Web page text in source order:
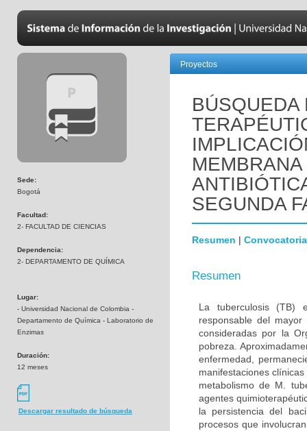
Sede:
Bogotá
Facultad:
2- FACULTAD DE CIENCIAS
Dependencia:
2- DEPARTAMENTO DE QUÍMICA
Lugar:
- Universidad Nacional de Colombia -
Departamento de Química - Laboratorio de
Enzimas
Duración:
12 meses
Descargar resultado de búsqueda
Proyectos
BÚSQUEDA
SEGUNDA
Resumen | Convocatoria
Resumen
La tuberculosis (TB)
responsable del
consideradas por la
pobreza.
enfermedad,
manifestaciones
metabolismo de M.
agentes
la persistencia del
procesos que